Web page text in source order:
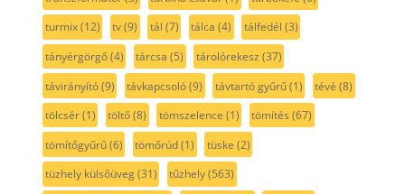
turmix(12) tv(9) tál (7) tálca (4) tálfedél (3)
tányérgörgő(4) tárcsa (5) tárolórekesz (37)
távirányító(9) távkapcsoló(9) távtartó gyűrű(1) tévé (8)
tölcsér(1) töltő(8) tömszelence (1) tömítés (67)
tömítőgyűrű(6) tömőrúd(1) tüske (2)
tüzhely külsőüveg(31) tűzhely(563)